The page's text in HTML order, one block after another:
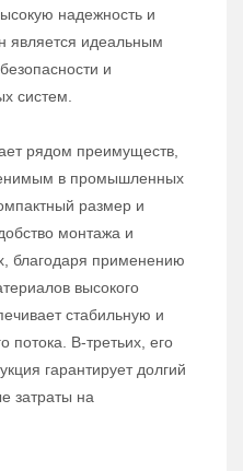
надежность и
является идеальным
и
систем.
рядом преимуществ,
в промышленных
размер и
монтажа и
благодаря применению
высокого
стабильную и
потока. В-третьих, его
гарантирует долгий
затраты на